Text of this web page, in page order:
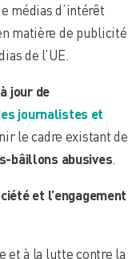
médias d’intérêt
matière de publicité
de l’UE.
jour de
journalistes et
le cadre existant de
bâillons abusives.
et l’engagement
et à la lutte contre la